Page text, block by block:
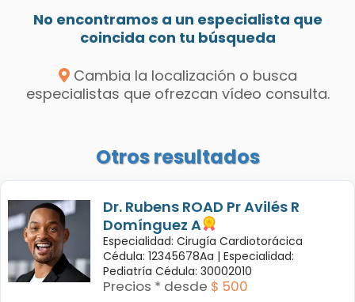
No encontramos a un especialista que
coincida con tu búsqueda
Cambia la localización o busca
especialistas que ofrezcan vídeo consulta.
Otros resultados
Dr. Rubens ROAD Pr Avilés R
Domínguez A
Especialidad: Cirugía Cardiotorácica
Cédula: 12345678Aa | Especialidad:
Pediatría Cédula: 30002010
Precios * desde $ 500